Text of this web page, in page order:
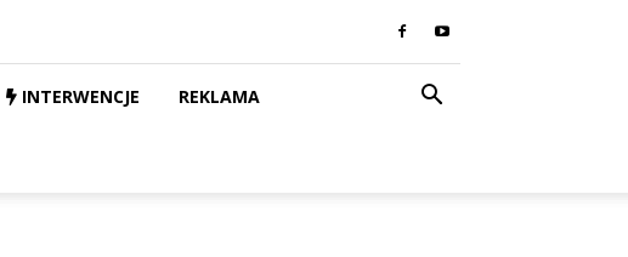
INTERWENCJE REKLAMA